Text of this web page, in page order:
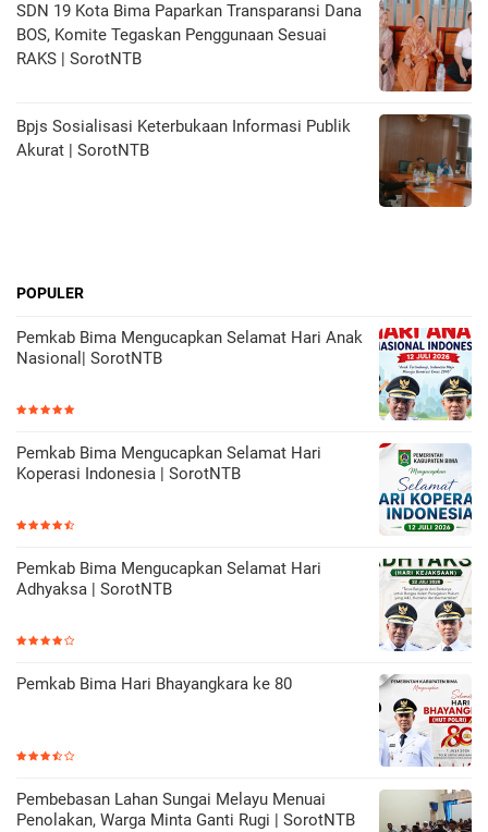
SDN 19 Kota Bima Paparkan Transparansi Dana
BOS, Komite Tegaskan Penggunaan Sesuai
RAKS | SorotNTB
Bpjs Sosialisasi Keterbukaan Informasi Publik
Akurat | SorotNTB
POPULER
Pemkab Bima Mengucapkan Selamat Hari Anak
Nasional| SorotNTB
Pemkab Bima Mengucapkan Selamat Hari
Koperasi Indonesia | SorotNTB
Pemkab Bima Mengucapkan Selamat Hari
Adhyaksa | SorotNTB
Pemkab Bima Hari Bhayangkara ke 80
Pembebasan Lahan Sungai Melayu Menuai
Penolakan, Warga Minta Ganti Rugi | SorotNTB